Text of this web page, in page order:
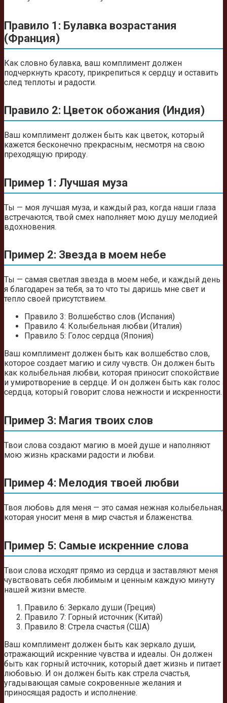
Правило 1: Булавка возрастания
(Франция)
Как словно булавка, ваш комплимент должен
подчеркнуть красоту, прикрепиться к сердцу и оставить
след теплоты и радости.
Правило 2: Цветок обожания (Индия)
Ваш комплимент должен быть как цветок, который
кажется бесконечно прекрасным, несмотря на свою
преходящую природу.
Пример 1: Лучшая муза
Ты — моя лучшая муза, и каждый раз, когда наши глаза
встречаются, твой смех наполняет мою душу мелодией
вдохновения.
Пример 2: Звезда в моем небе
Ты — самая светлая звезда в моем небе, и каждый день
я благодарен за тебя, за то что ты даришь мне свет и
тепло своей присутствием.
Правило 3: Волшебство слов (Испания)
Правило 4: Колыбельная любви (Италия)
Правило 5: Голос сердца (Япония)
Ваш комплимент должен быть как волшебство слов,
которое создает магию и силу чувств. Он должен быть
как колыбельная любви, которая приносит спокойствие
и умиротворение в сердце. И он должен быть как голос
сердца, который говорит слова нежности и искренности.
Пример 3: Магия твоих слов
Твои слова создают магию в моей душе и наполняют
мою жизнь красками радости и любви.
Пример 4: Мелодия твоей любви
Твоя любовь для меня — это самая нежная колыбельная,
которая уносит меня в мир счастья и блаженства.
Пример 5: Самые искренние слова
Твои слова исходят прямо из сердца и заставляют меня
чувствовать себя любимым и ценным каждую минуту
нашей жизни вместе.
Правило 6: Зеркало души (Греция)
Правило 7: Горный источник (Китай)
Правило 8: Стрела счастья (США)
Ваш комплимент должен быть как зеркало души,
отражающий искренние чувства и идеалы. Он должен
быть как горный источник, который дает жизнь и питает
любовью. И он должен быть как стрела счастья,
угадывающая самые сокровенные желания и
приносящая радость и исполнение.